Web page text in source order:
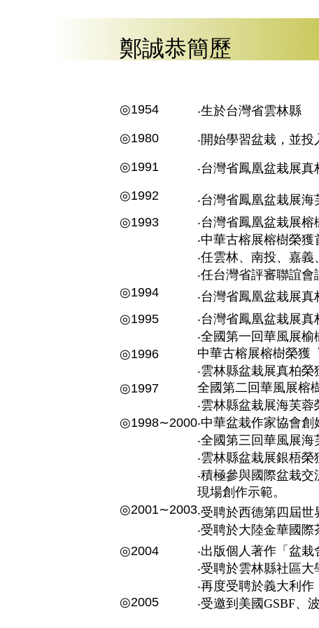
鄭誠恭簡歷
◎1954
‧生於台灣省雲林縣
◎1980
‧開始學習盆栽，並
◎1991
‧台灣省鳳凰盆栽展
◎1992
‧台灣省鳳凰盆栽展
◎1993
‧台灣省鳳凰盆栽展
‧中華古榕展榕樹榮
‧任雲林、南投、嘉
‧任台灣省評審聯誼會
◎1994
‧台灣省鳳凰盆栽展
◎1995
‧台灣省鳳凰盆栽展
‧全國第一回華風展
◎1996
中華古榕展榕樹榮獲
‧雲林縣盆栽展真柏
◎1997
全國第二回華風展榕
‧雲林縣盆栽展海芙
◎1998∼2000‧中華盆栽作家協會創
‧全國第三回華風展
‧雲林縣盆栽展銀梧
‧積極參與國際盆栽
現場創作示範。
◎2001∼2003‧受聘於西德第四屆
‧受聘於大陸金華國
◎2004
‧出版個人著作「盆栽
‧受聘於雲林縣社區大
‧再度受聘於義大利
◎2005
‧受邀到美國GSBF、